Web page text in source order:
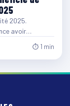
2025.
avoir…
⏱ 1 min